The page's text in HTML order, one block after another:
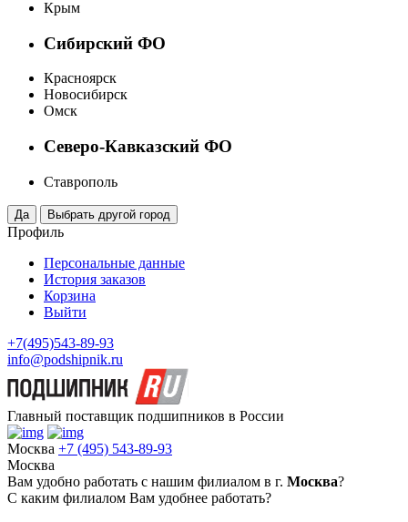
Крым
Сибирский ФО
Красноярск
Новосибирск
Омск
Северо-Кавказский ФО
Ставрополь
Профиль
Персональные данные
История заказов
Корзина
Выйти
+7(495)543-89-93
info@podshipnik.ru
Главный поставщик подшипников в России
Москва +7 (495) 543-89-93
Москва
Вам удобно работать с нашим филиалом в г. Москва?
С каким филиалом Вам удобнее работать?